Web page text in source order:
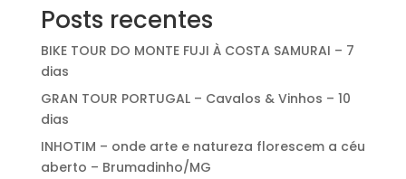
Posts recentes
BIKE TOUR DO MONTE FUJI À COSTA SAMURAI – 7
dias
GRAN TOUR PORTUGAL – Cavalos & Vinhos – 10
dias
INHOTIM – onde arte e natureza florescem a céu
aberto – Brumadinho/MG